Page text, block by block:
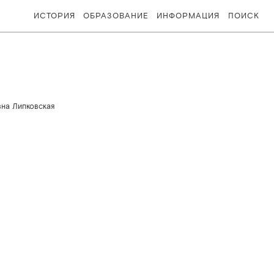
ИСТОРИЯ ОБРАЗОВАНИЕ ИНФОРМАЦИЯ ПОИСК